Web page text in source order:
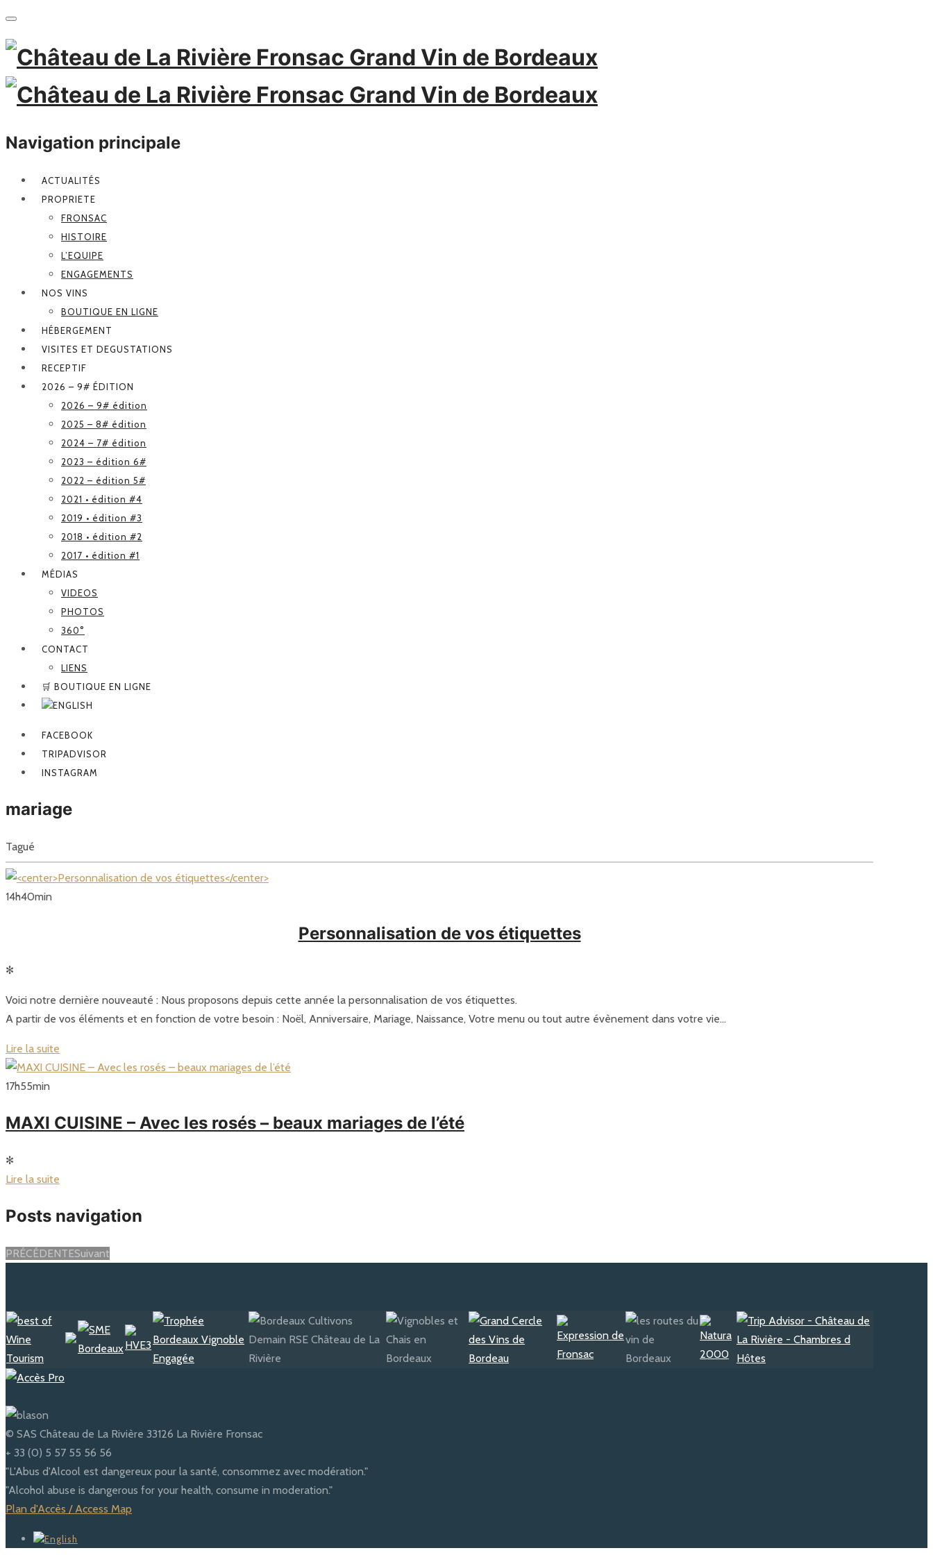
Navigation principale
ACTUALITÉS
PROPRIETE
FRONSAC
HISTOIRE
L’EQUIPE
ENGAGEMENTS
NOS VINS
BOUTIQUE EN LIGNE
HÉBERGEMENT
VISITES ET DEGUSTATIONS
RECEPTIF
2026 – 9# ÉDITION
2026 – 9# édition
2025 – 8# édition
2024 – 7# édition
2023 – édition 6#
2022 – édition 5#
2021 • édition #4
2019 • édition #3
2018 • édition #2
2017 • édition #1
MÉDIAS
VIDEOS
PHOTOS
360°
CONTACT
LIENS
🛒 BOUTIQUE EN LIGNE
FACEBOOK
TRIPADVISOR
INSTAGRAM
mariage
Tagué
14h40min
Personnalisation de vos étiquettes
✻
Voici notre dernière nouveauté : Nous proposons depuis cette année la personnalisation de vos étiquettes.
A partir de vos éléments et en fonction de votre besoin : Noël, Anniversaire, Mariage, Naissance, Votre menu ou tout autre évènement dans votre vie…
Lire la suite
17h55min
MAXI CUISINE – Avec les rosés – beaux mariages de l’été
✻
Lire la suite
Posts navigation
PRÉCÉDENTESuivant
© SAS Château de La Rivière 33126 La Rivière Fronsac
+ 33 (0) 5 57 55 56 56
"L'Abus d'Alcool est dangereux pour la santé, consommez avec modération."
"Alcohol abuse is dangerous for your health, consume in moderation."
Plan d'Accès / Access Map